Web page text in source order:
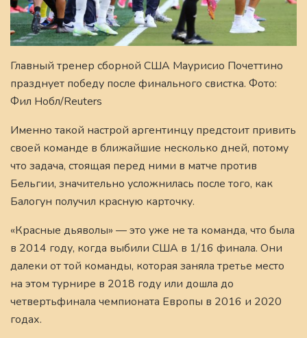
Главный тренер сборной США Маурисио Почеттино
празднует победу после финального свистка. Фото:
Фил Нобл/Reuters
Именно такой настрой аргентинцу предстоит привить
своей команде в ближайшие несколько дней, потому
что задача, стоящая перед ними в матче против
Бельгии, значительно усложнилась после того, как
Балогун получил красную карточку.
«Красные дьяволы» — это уже не та команда, что была
в 2014 году, когда выбили США в 1/16 финала. Они
далеки от той команды, которая заняла третье место
на этом турнире в 2018 году или дошла до
четвертьфинала чемпионата Европы в 2016 и 2020
годах.